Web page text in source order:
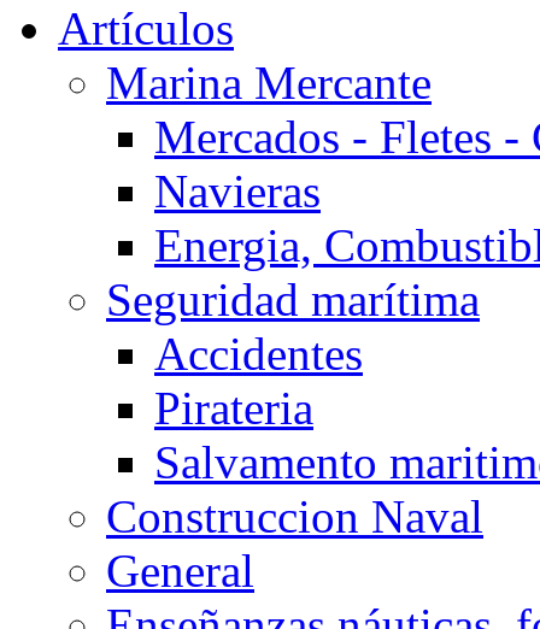
Artículos
Marina Mercante
Mercados - Fletes -
Navieras
Energia,
Seguridad marítima
Accidentes
Pirateria
Salvamento
Construccion Naval
General